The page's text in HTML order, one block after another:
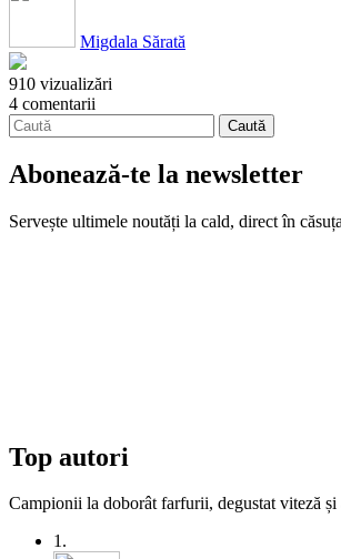
Migdala Sărată
910 vizualizări
4 comentarii
Abonează-te la newsletter
Servește ultimele noutăți la cald, direct în
Top autori
Campionii la doborât farfurii, degustat viteză și
1.